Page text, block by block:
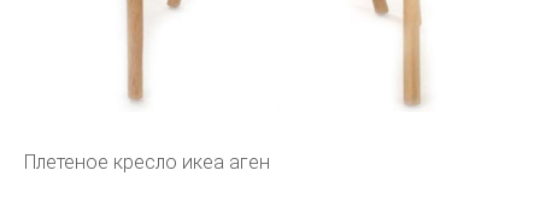
Плетеное кресло икеа аген